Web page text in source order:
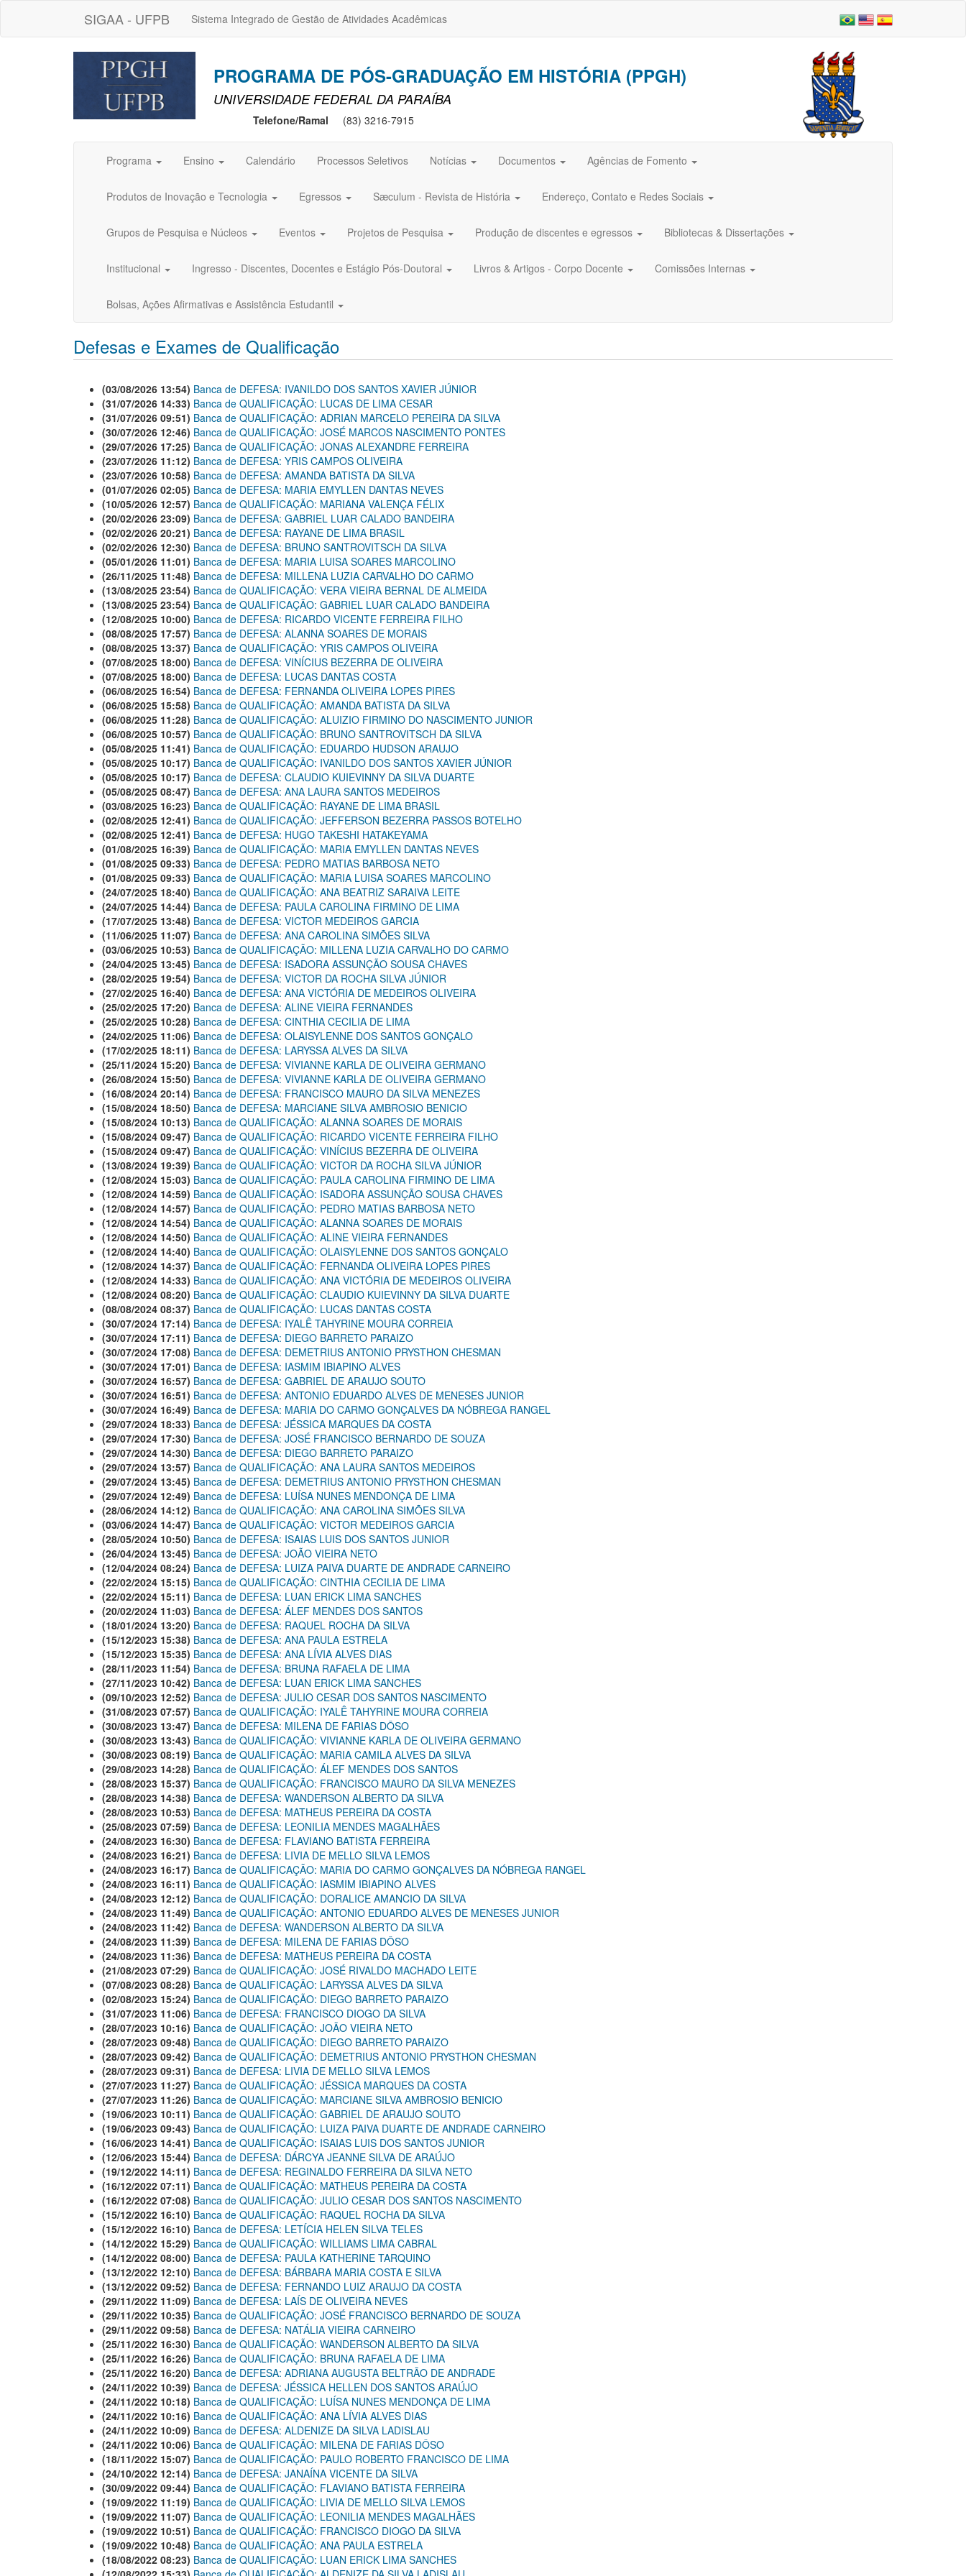
SIGAA - UFPB Sistema Integrado de Gestão de Atividades Acadêmicas
PROGRAMA DE PÓS-GRADUAÇÃO EM HISTÓRIA (PPGH)
UNIVERSIDADE FEDERAL DA PARAÍBA
Telefone/Ramal (83) 3216-7915
Programa Ensino Calendário Processos Seletivos Notícias Documentos Agências de Fomento
Produtos de Inovação e Tecnologia Egressos Sæculum - Revista de História Endereço, Contato e Redes Sociais
Grupos de Pesquisa e Núcleos Eventos Projetos de Pesquisa Produção de discentes e egressos Bibliotecas & Dissertações
Institucional Ingresso - Discentes, Docentes e Estágio Pós-Doutoral Livros & Artigos - Corpo Docente Comissões Internas
Bolsas, Ações Afirmativas e Assistência Estudantil
Defesas e Exames de Qualificação
(03/08/2026 13:54) Banca de DEFESA: IVANILDO DOS SANTOS XAVIER JÚNIOR
(31/07/2026 14:33) Banca de QUALIFICAÇÃO: LUCAS DE LIMA CESAR
(31/07/2026 09:51) Banca de QUALIFICAÇÃO: ADRIAN MARCELO PEREIRA DA SILVA
(30/07/2026 12:46) Banca de QUALIFICAÇÃO: JOSÉ MARCOS NASCIMENTO PONTES
(29/07/2026 17:25) Banca de QUALIFICAÇÃO: JONAS ALEXANDRE FERREIRA
(23/07/2026 11:12) Banca de DEFESA: YRIS CAMPOS OLIVEIRA
(23/07/2026 10:58) Banca de DEFESA: AMANDA BATISTA DA SILVA
(01/07/2026 02:05) Banca de DEFESA: MARIA EMYLLEN DANTAS NEVES
(10/05/2026 12:57) Banca de QUALIFICAÇÃO: MARIANA VALENÇA FÉLIX
(20/02/2026 23:09) Banca de DEFESA: GABRIEL LUAR CALADO BANDEIRA
(02/02/2026 20:21) Banca de DEFESA: RAYANE DE LIMA BRASIL
(02/02/2026 12:30) Banca de DEFESA: BRUNO SANTROVITSCH DA SILVA
(05/01/2026 11:01) Banca de DEFESA: MARIA LUISA SOARES MARCOLINO
(26/11/2025 11:48) Banca de DEFESA: MILLENA LUZIA CARVALHO DO CARMO
(13/08/2025 23:54) Banca de QUALIFICAÇÃO: VERA VIEIRA BERNAL DE ALMEIDA
(13/08/2025 23:54) Banca de QUALIFICAÇÃO: GABRIEL LUAR CALADO BANDEIRA
(12/08/2025 10:00) Banca de DEFESA: RICARDO VICENTE FERREIRA FILHO
(08/08/2025 17:57) Banca de DEFESA: ALANNA SOARES DE MORAIS
(08/08/2025 13:37) Banca de QUALIFICAÇÃO: YRIS CAMPOS OLIVEIRA
(07/08/2025 18:00) Banca de DEFESA: VINÍCIUS BEZERRA DE OLIVEIRA
(07/08/2025 18:00) Banca de DEFESA: LUCAS DANTAS COSTA
(06/08/2025 16:54) Banca de DEFESA: FERNANDA OLIVEIRA LOPES PIRES
(06/08/2025 15:58) Banca de QUALIFICAÇÃO: AMANDA BATISTA DA SILVA
(06/08/2025 11:28) Banca de QUALIFICAÇÃO: ALUIZIO FIRMINO DO NASCIMENTO JUNIOR
(06/08/2025 10:57) Banca de QUALIFICAÇÃO: BRUNO SANTROVITSCH DA SILVA
(05/08/2025 11:41) Banca de QUALIFICAÇÃO: EDUARDO HUDSON ARAUJO
(05/08/2025 10:17) Banca de QUALIFICAÇÃO: IVANILDO DOS SANTOS XAVIER JÚNIOR
(05/08/2025 10:17) Banca de DEFESA: CLAUDIO KUIEVINNY DA SILVA DUARTE
(05/08/2025 08:47) Banca de DEFESA: ANA LAURA SANTOS MEDEIROS
(03/08/2025 16:23) Banca de QUALIFICAÇÃO: RAYANE DE LIMA BRASIL
(02/08/2025 12:41) Banca de QUALIFICAÇÃO: JEFFERSON BEZERRA PASSOS BOTELHO
(02/08/2025 12:41) Banca de DEFESA: HUGO TAKESHI HATAKEYAMA
(01/08/2025 16:39) Banca de QUALIFICAÇÃO: MARIA EMYLLEN DANTAS NEVES
(01/08/2025 09:33) Banca de DEFESA: PEDRO MATIAS BARBOSA NETO
(01/08/2025 09:33) Banca de QUALIFICAÇÃO: MARIA LUISA SOARES MARCOLINO
(24/07/2025 18:40) Banca de QUALIFICAÇÃO: ANA BEATRIZ SARAIVA LEITE
(24/07/2025 14:44) Banca de DEFESA: PAULA CAROLINA FIRMINO DE LIMA
(17/07/2025 13:48) Banca de DEFESA: VICTOR MEDEIROS GARCIA
(11/06/2025 11:07) Banca de DEFESA: ANA CAROLINA SIMÕES SILVA
(03/06/2025 10:53) Banca de QUALIFICAÇÃO: MILLENA LUZIA CARVALHO DO CARMO
(24/04/2025 13:45) Banca de DEFESA: ISADORA ASSUNÇÃO SOUSA CHAVES
(28/02/2025 19:54) Banca de DEFESA: VICTOR DA ROCHA SILVA JÚNIOR
(27/02/2025 16:40) Banca de DEFESA: ANA VICTÓRIA DE MEDEIROS OLIVEIRA
(25/02/2025 17:20) Banca de DEFESA: ALINE VIEIRA FERNANDES
(25/02/2025 10:28) Banca de DEFESA: CINTHIA CECILIA DE LIMA
(24/02/2025 11:06) Banca de DEFESA: OLAISYLENNE DOS SANTOS GONÇALO
(17/02/2025 18:11) Banca de DEFESA: LARYSSA ALVES DA SILVA
(25/11/2024 15:20) Banca de DEFESA: VIVIANNE KARLA DE OLIVEIRA GERMANO
(26/08/2024 15:50) Banca de DEFESA: VIVIANNE KARLA DE OLIVEIRA GERMANO
(16/08/2024 20:14) Banca de DEFESA: FRANCISCO MAURO DA SILVA MENEZES
(15/08/2024 18:50) Banca de DEFESA: MARCIANE SILVA AMBROSIO BENICIO
(15/08/2024 10:13) Banca de QUALIFICAÇÃO: ALANNA SOARES DE MORAIS
(15/08/2024 09:47) Banca de QUALIFICAÇÃO: RICARDO VICENTE FERREIRA FILHO
(15/08/2024 09:47) Banca de QUALIFICAÇÃO: VINÍCIUS BEZERRA DE OLIVEIRA
(13/08/2024 19:39) Banca de QUALIFICAÇÃO: VICTOR DA ROCHA SILVA JÚNIOR
(12/08/2024 15:03) Banca de QUALIFICAÇÃO: PAULA CAROLINA FIRMINO DE LIMA
(12/08/2024 14:59) Banca de QUALIFICAÇÃO: ISADORA ASSUNÇÃO SOUSA CHAVES
(12/08/2024 14:57) Banca de QUALIFICAÇÃO: PEDRO MATIAS BARBOSA NETO
(12/08/2024 14:54) Banca de QUALIFICAÇÃO: ALANNA SOARES DE MORAIS
(12/08/2024 14:50) Banca de QUALIFICAÇÃO: ALINE VIEIRA FERNANDES
(12/08/2024 14:40) Banca de QUALIFICAÇÃO: OLAISYLENNE DOS SANTOS GONÇALO
(12/08/2024 14:37) Banca de QUALIFICAÇÃO: FERNANDA OLIVEIRA LOPES PIRES
(12/08/2024 14:33) Banca de QUALIFICAÇÃO: ANA VICTÓRIA DE MEDEIROS OLIVEIRA
(12/08/2024 08:20) Banca de QUALIFICAÇÃO: CLAUDIO KUIEVINNY DA SILVA DUARTE
(08/08/2024 08:37) Banca de QUALIFICAÇÃO: LUCAS DANTAS COSTA
(30/07/2024 17:14) Banca de DEFESA: IYALÊ TAHYRINE MOURA CORREIA
(30/07/2024 17:11) Banca de DEFESA: DIEGO BARRETO PARAIZO
(30/07/2024 17:08) Banca de DEFESA: DEMETRIUS ANTONIO PRYSTHON CHESMAN
(30/07/2024 17:01) Banca de DEFESA: IASMIM IBIAPINO ALVES
(30/07/2024 16:57) Banca de DEFESA: GABRIEL DE ARAUJO SOUTO
(30/07/2024 16:51) Banca de DEFESA: ANTONIO EDUARDO ALVES DE MENESES JUNIOR
(30/07/2024 16:49) Banca de DEFESA: MARIA DO CARMO GONÇALVES DA NÓBREGA RANGEL
(29/07/2024 18:33) Banca de DEFESA: JÉSSICA MARQUES DA COSTA
(29/07/2024 17:30) Banca de DEFESA: JOSÉ FRANCISCO BERNARDO DE SOUZA
(29/07/2024 14:30) Banca de DEFESA: DIEGO BARRETO PARAIZO
(29/07/2024 13:57) Banca de QUALIFICAÇÃO: ANA LAURA SANTOS MEDEIROS
(29/07/2024 13:45) Banca de DEFESA: DEMETRIUS ANTONIO PRYSTHON CHESMAN
(29/07/2024 12:49) Banca de DEFESA: LUÍSA NUNES MENDONÇA DE LIMA
(28/06/2024 14:12) Banca de QUALIFICAÇÃO: ANA CAROLINA SIMÕES SILVA
(03/06/2024 14:47) Banca de QUALIFICAÇÃO: VICTOR MEDEIROS GARCIA
(28/05/2024 10:50) Banca de DEFESA: ISAIAS LUIS DOS SANTOS JUNIOR
(26/04/2024 13:45) Banca de DEFESA: JOÃO VIEIRA NETO
(12/04/2024 08:24) Banca de DEFESA: LUIZA PAIVA DUARTE DE ANDRADE CARNEIRO
(22/02/2024 15:15) Banca de QUALIFICAÇÃO: CINTHIA CECILIA DE LIMA
(22/02/2024 15:11) Banca de DEFESA: LUAN ERICK LIMA SANCHES
(20/02/2024 11:03) Banca de DEFESA: ÁLEF MENDES DOS SANTOS
(18/01/2024 13:20) Banca de DEFESA: RAQUEL ROCHA DA SILVA
(15/12/2023 15:38) Banca de DEFESA: ANA PAULA ESTRELA
(15/12/2023 15:35) Banca de DEFESA: ANA LÍVIA ALVES DIAS
(28/11/2023 11:54) Banca de DEFESA: BRUNA RAFAELA DE LIMA
(27/11/2023 10:42) Banca de DEFESA: LUAN ERICK LIMA SANCHES
(09/10/2023 12:52) Banca de DEFESA: JULIO CESAR DOS SANTOS NASCIMENTO
(31/08/2023 07:57) Banca de QUALIFICAÇÃO: IYALÊ TAHYRINE MOURA CORREIA
(30/08/2023 13:47) Banca de DEFESA: MILENA DE FARIAS DÔSO
(30/08/2023 13:43) Banca de QUALIFICAÇÃO: VIVIANNE KARLA DE OLIVEIRA GERMANO
(30/08/2023 08:19) Banca de QUALIFICAÇÃO: MARIA CAMILA ALVES DA SILVA
(29/08/2023 14:28) Banca de QUALIFICAÇÃO: ÁLEF MENDES DOS SANTOS
(28/08/2023 15:37) Banca de QUALIFICAÇÃO: FRANCISCO MAURO DA SILVA MENEZES
(28/08/2023 14:38) Banca de DEFESA: WANDERSON ALBERTO DA SILVA
(28/08/2023 10:53) Banca de DEFESA: MATHEUS PEREIRA DA COSTA
(25/08/2023 07:59) Banca de DEFESA: LEONILIA MENDES MAGALHÃES
(24/08/2023 16:30) Banca de DEFESA: FLAVIANO BATISTA FERREIRA
(24/08/2023 16:21) Banca de DEFESA: LIVIA DE MELLO SILVA LEMOS
(24/08/2023 16:17) Banca de QUALIFICAÇÃO: MARIA DO CARMO GONÇALVES DA NÓBREGA RANGEL
(24/08/2023 16:11) Banca de QUALIFICAÇÃO: IASMIM IBIAPINO ALVES
(24/08/2023 12:12) Banca de QUALIFICAÇÃO: DORALICE AMANCIO DA SILVA
(24/08/2023 11:49) Banca de QUALIFICAÇÃO: ANTONIO EDUARDO ALVES DE MENESES JUNIOR
(24/08/2023 11:42) Banca de DEFESA: WANDERSON ALBERTO DA SILVA
(24/08/2023 11:39) Banca de DEFESA: MILENA DE FARIAS DÔSO
(24/08/2023 11:36) Banca de DEFESA: MATHEUS PEREIRA DA COSTA
(21/08/2023 07:29) Banca de QUALIFICAÇÃO: JOSÉ RIVALDO MACHADO LEITE
(07/08/2023 08:28) Banca de QUALIFICAÇÃO: LARYSSA ALVES DA SILVA
(02/08/2023 15:24) Banca de QUALIFICAÇÃO: DIEGO BARRETO PARAIZO
(31/07/2023 11:06) Banca de DEFESA: FRANCISCO DIOGO DA SILVA
(28/07/2023 10:16) Banca de QUALIFICAÇÃO: JOÃO VIEIRA NETO
(28/07/2023 09:48) Banca de QUALIFICAÇÃO: DIEGO BARRETO PARAIZO
(28/07/2023 09:42) Banca de QUALIFICAÇÃO: DEMETRIUS ANTONIO PRYSTHON CHESMAN
(28/07/2023 09:31) Banca de DEFESA: LIVIA DE MELLO SILVA LEMOS
(27/07/2023 11:27) Banca de QUALIFICAÇÃO: JÉSSICA MARQUES DA COSTA
(27/07/2023 11:26) Banca de QUALIFICAÇÃO: MARCIANE SILVA AMBROSIO BENICIO
(19/06/2023 10:11) Banca de QUALIFICAÇÃO: GABRIEL DE ARAUJO SOUTO
(19/06/2023 09:43) Banca de QUALIFICAÇÃO: LUIZA PAIVA DUARTE DE ANDRADE CARNEIRO
(16/06/2023 14:41) Banca de QUALIFICAÇÃO: ISAIAS LUIS DOS SANTOS JUNIOR
(12/06/2023 15:44) Banca de DEFESA: DÁRCYA JEANNE SILVA DE ARAÚJO
(19/12/2022 14:11) Banca de DEFESA: REGINALDO FERREIRA DA SILVA NETO
(16/12/2022 07:11) Banca de QUALIFICAÇÃO: MATHEUS PEREIRA DA COSTA
(16/12/2022 07:08) Banca de QUALIFICAÇÃO: JULIO CESAR DOS SANTOS NASCIMENTO
(15/12/2022 16:10) Banca de QUALIFICAÇÃO: RAQUEL ROCHA DA SILVA
(15/12/2022 16:10) Banca de DEFESA: LETÍCIA HELEN SILVA TELES
(14/12/2022 15:29) Banca de QUALIFICAÇÃO: WILLIAMS LIMA CABRAL
(14/12/2022 08:00) Banca de DEFESA: PAULA KATHERINE TARQUINO
(13/12/2022 12:10) Banca de DEFESA: BÁRBARA MARIA COSTA E SILVA
(13/12/2022 09:52) Banca de DEFESA: FERNANDO LUIZ ARAUJO DA COSTA
(29/11/2022 11:09) Banca de DEFESA: LAÍS DE OLIVEIRA NEVES
(29/11/2022 10:35) Banca de QUALIFICAÇÃO: JOSÉ FRANCISCO BERNARDO DE SOUZA
(29/11/2022 09:58) Banca de DEFESA: NATÁLIA VIEIRA CARNEIRO
(25/11/2022 16:30) Banca de QUALIFICAÇÃO: WANDERSON ALBERTO DA SILVA
(25/11/2022 16:26) Banca de QUALIFICAÇÃO: BRUNA RAFAELA DE LIMA
(25/11/2022 16:20) Banca de DEFESA: ADRIANA AUGUSTA BELTRÃO DE ANDRADE
(24/11/2022 10:39) Banca de DEFESA: JÉSSICA HELLEN DOS SANTOS ARAÚJO
(24/11/2022 10:18) Banca de QUALIFICAÇÃO: LUÍSA NUNES MENDONÇA DE LIMA
(24/11/2022 10:16) Banca de QUALIFICAÇÃO: ANA LÍVIA ALVES DIAS
(24/11/2022 10:09) Banca de DEFESA: ALDENIZE DA SILVA LADISLAU
(24/11/2022 10:06) Banca de QUALIFICAÇÃO: MILENA DE FARIAS DÔSO
(18/11/2022 15:07) Banca de QUALIFICAÇÃO: PAULO ROBERTO FRANCISCO DE LIMA
(24/10/2022 12:14) Banca de DEFESA: JANAÍNA VICENTE DA SILVA
(30/09/2022 09:44) Banca de QUALIFICAÇÃO: FLAVIANO BATISTA FERREIRA
(19/09/2022 11:19) Banca de QUALIFICAÇÃO: LIVIA DE MELLO SILVA LEMOS
(19/09/2022 11:07) Banca de QUALIFICAÇÃO: LEONILIA MENDES MAGALHÃES
(19/09/2022 10:51) Banca de QUALIFICAÇÃO: FRANCISCO DIOGO DA SILVA
(19/09/2022 10:48) Banca de QUALIFICAÇÃO: ANA PAULA ESTRELA
(18/08/2022 08:23) Banca de QUALIFICAÇÃO: LUAN ERICK LIMA SANCHES